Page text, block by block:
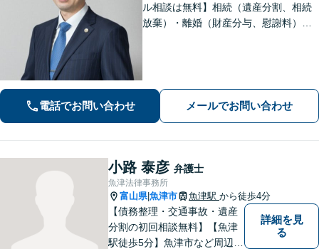
ル相談は無料】相続（遺産分割、相続
放棄）・離婚（財産分与、慰謝料）・
電話でお問い合わせ メールでお問い合わせ
小路 泰彦 弁護士
魚津法律事務所
富山県|魚津市 魚津駅 から徒歩4分
【債務整理・交通事故・遺産
分割の初回相談無料】【魚津
駅徒歩5分】魚津市など周辺地
詳細を見
る